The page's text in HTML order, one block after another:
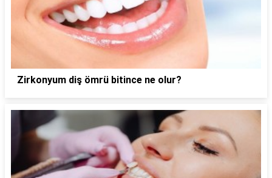
Zirkonyum diş ömrü bitince ne olur?